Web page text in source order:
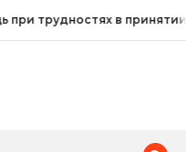
трудностях в